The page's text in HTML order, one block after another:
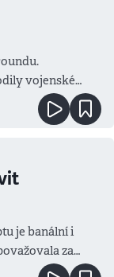
vojenské
je banální i
za